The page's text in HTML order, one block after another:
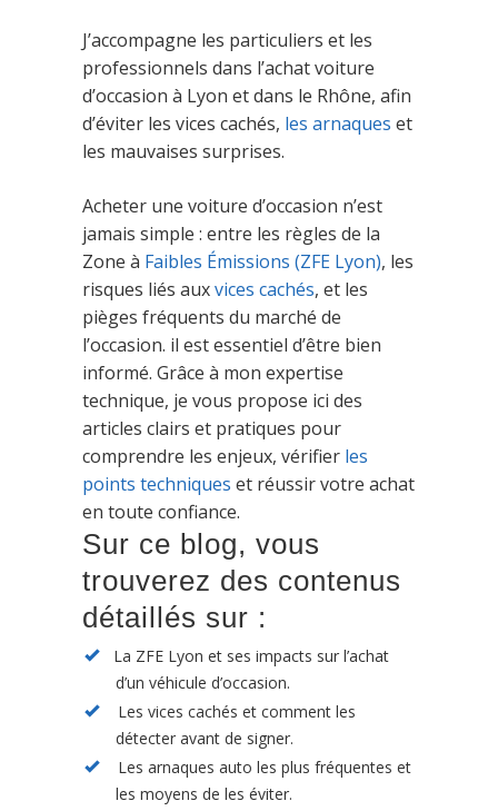
J’accompagne les particuliers et les
professionnels dans l’achat voiture
d’occasion à Lyon et dans le Rhône, afin
d’éviter les vices cachés, les arnaques et
les mauvaises surprises.
Acheter une voiture d’occasion n’est
jamais simple : entre les règles de la
Zone à Faibles Émissions (ZFE Lyon), les
risques liés auxvices cachés, et les
pièges fréquents du marché de
l’occasion. il est essentiel d’être bien
informé. Grâce à mon expertise
technique, je vous propose ici des
articles clairs et pratiques pour
comprendre les enjeux, vérifier les
points techniques et réussir votre achat
en toute confiance.
Sur ce blog, vous
trouverez des contenus
détaillés sur :
La ZFE Lyon et ses impacts sur l’achat
d’un véhicule d’occasion.
Les vices cachés et comment les
détecter avant de signer.
Les arnaques auto les plus fréquentes et
les moyens de les éviter.